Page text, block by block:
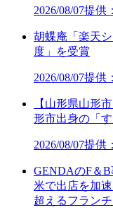
2026/08/07提供
胡蝶庵「楽天
度」を受賞
2026/08/07提供
【山形県山形
形市出身の「
2026/08/07提供
GENDAのF＆
米で出店を加
超えるフラン